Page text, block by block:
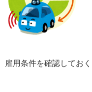
雇用条件を確認してお